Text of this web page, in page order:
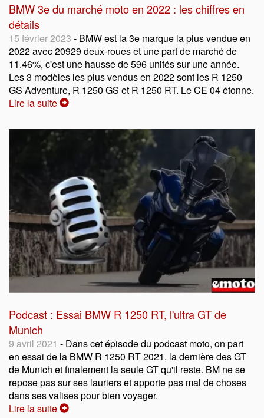
BMW 3e du marché moto en 2022 : les chiffres en
détails
15 février 2023 - BMW est la 3e marque la plus vendue en
2022 avec 20929 deux-roues et une part de marché de
11.46%, c'est une hausse de 596 unités sur une année.
Les 3 modèles les plus vendus en 2022 sont les R 1250
GS Adventure, R 1250 GS et R 1250 RT. Le CE 04 étonne.
Lire la suite
Podcast : Essai BMW R 1250 RT, l'ultra GT de
Munich
9 avril 2021 - Dans cet épisode du podcast moto, on part
en essai de la BMW R 1250 RT 2021, la dernière des GT
de Munich et finalement la seule GT qu'il reste. BM ne se
repose pas sur ses lauriers et apporte pas mal de choses
dans ses valises pour bien voyager.
Lire la suite